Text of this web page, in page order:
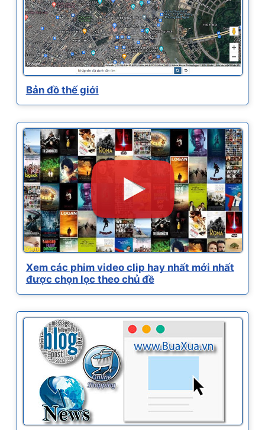
Bản đồ thế giới
Xem các phim video clip hay nhất mới nhất
được chọn lọc theo chủ đề